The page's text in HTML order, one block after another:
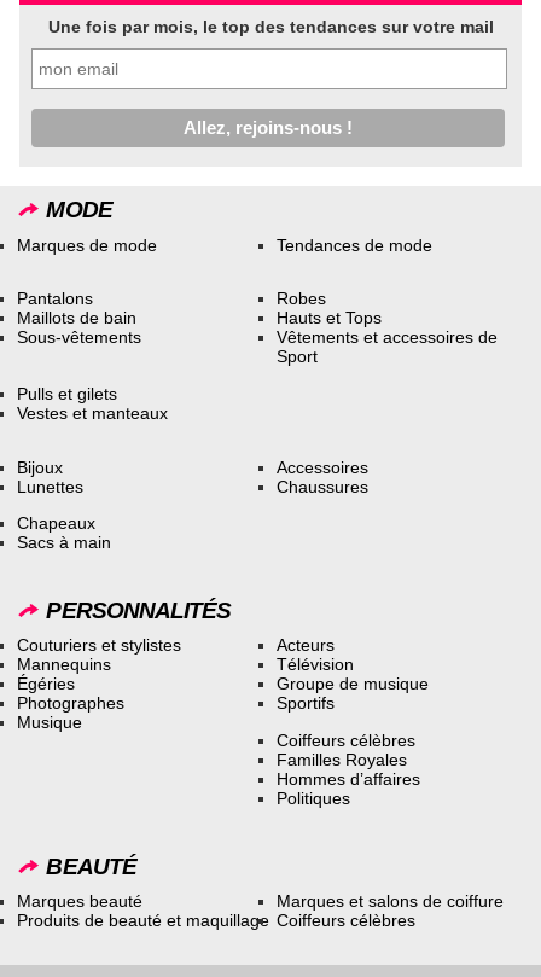
Une fois par mois, le top des tendances sur votre mail
MODE
Marques de mode Tendances de mode
Pantalons
Maillots de bain
Sous-vêtements
Robes
Hauts et Tops
Vêtements et accessoires de
Sport
Pulls et gilets
Vestes et manteaux
Bijoux
Lunettes
Accessoires
Chaussures
Chapeaux
Sacs à main
PERSONNALITÉS
Couturiers et stylistes
Mannequins
Égéries
Photographes
Musique
Acteurs
Télévision
Groupe de musique
Sportifs
Coiffeurs célèbres
Familles Royales
Hommes d’affaires
Politiques
BEAUTÉ
Marques beauté
Produits de beauté et maquillage
Marques et salons de coiffure
Coiffeurs célèbres